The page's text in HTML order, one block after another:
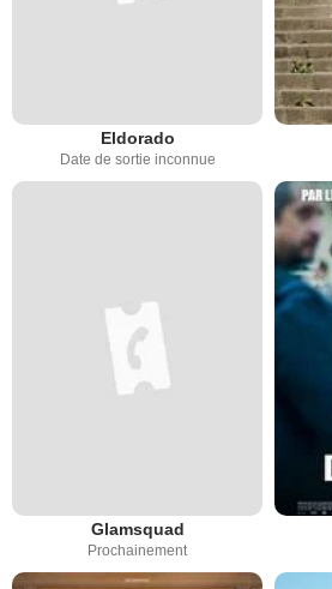
Eldorado
Date de sortie inconnue
Glamsquad
Prochainement